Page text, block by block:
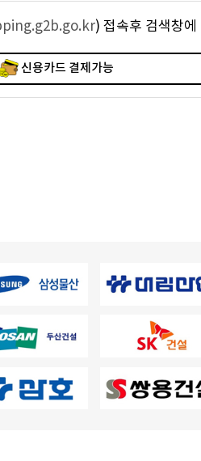
) 접속후 검색창에
신용카드 결제가능